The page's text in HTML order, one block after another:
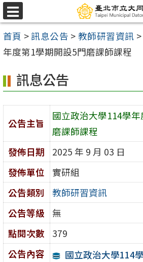
跳
至
主
要
容
區
選
單
首頁 >訊息公告 > 教師研習資訊 >
年度第1學期開設5門磨課師課程
訊息公告
公告主旨
國立政治大學114學
磨課師課程
發佈日期
2025 年 9 月 03 日
發佈單位
實研組
公告類別
教師研習資訊
公告等級
無
點閱次數
379
公告內容
國立政治大學114